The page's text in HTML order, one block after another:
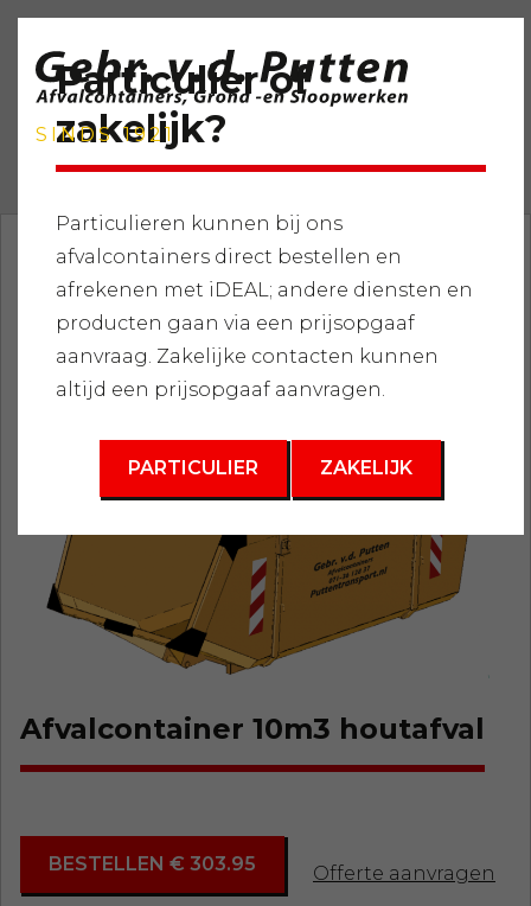
SINDS 1921
Home »Services »Afvalcontainers »Houtafval
Afvalcontainer 10m3
10 m3
Afvalcontainer 10m3 houtafval
BESTELLEN € 303.95 Offerte aanvragen
Particulier of
zakelijk?
Particulieren kunnen bij ons
afvalcontainers direct bestellen en
afrekenen met iDEAL; andere diensten en
producten gaan via een prijsopgaaf
aanvraag. Zakelijke contacten kunnen
altijd een prijsopgaaf aanvragen.
PARTICULIER ZAKELIJK